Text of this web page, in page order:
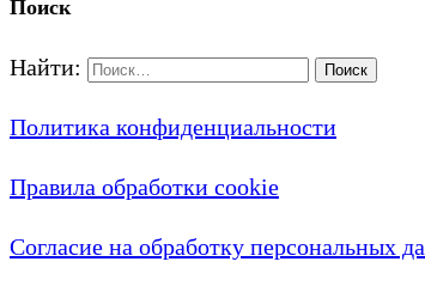
Поиск
Найти:
Политика конфиденциальности
Правила обработки cookie
Согласие на обработку персональных